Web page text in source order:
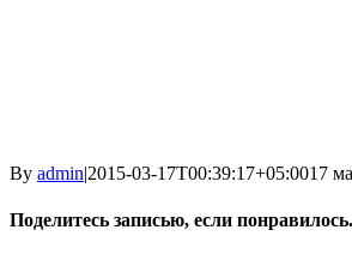
By admin|2015-03-17T00:39:17+05:0017
Поделитесь записью, если понравилось.